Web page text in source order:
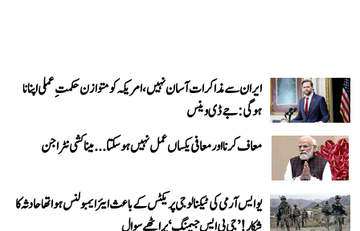
ایران سے مذاکرات آسان نہیں، امریکہ کو متوازن حکمتِ عملی اپنانا
ہوگی: جے ڈی وینس
معاف کرنا اور معافی یکساں عمل نہیں ہو سکتا... میناکشی نٹراجن
یو ایس آرمی کی ٹیکنالوجی پریکٹس کے باعث ایئر ایمبولنس ہوا تھا حادثہ کا